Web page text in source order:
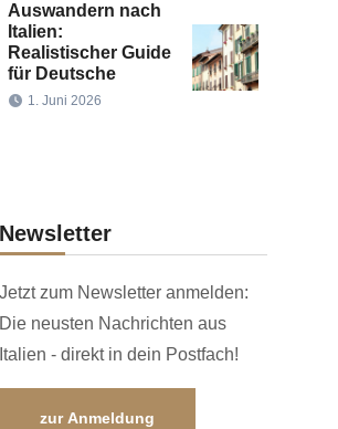
Auswandern nach
Italien:
Realistischer Guide
für Deutsche
1. Juni 2026
Newsletter
Jetzt zum Newsletter anmelden:
Die neusten Nachrichten aus
Italien - direkt in dein Postfach!
zur Anmeldung